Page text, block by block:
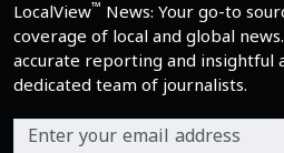
LocalView™ News: Your go-to
coverage of local and global
accurate reporting and insightful
dedicated team of journalists.